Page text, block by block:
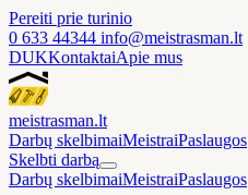
Pereiti prie turinio
0 633 44344 info@meistrasman.lt
DUKKontaktaiApie mus
meistrasman.lt
Darbų skelbimaiMeistraiPaslaugos
Skelbti darbą
Darbų skelbimaiMeistraiPaslaugos